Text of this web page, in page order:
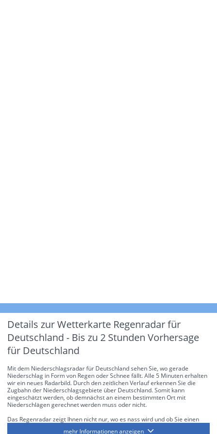
Details zur Wetterkarte Regenradar für
Deutschland - Bis zu 2 Stunden Vorhersage
für Deutschland
Mit dem Niederschlagsradar für Deutschland sehen Sie, wo gerade
Niederschlag in Form von Regen oder Schnee fällt. Alle 5 Minuten erhalten
wir ein neues Radarbild. Durch den zeitlichen Verlauf erkennen Sie die
Zugbahn der Niederschlagsgebiete über Deutschland. Somit kann
eingeschätzt werden, ob demnächst an einem bestimmten Ort mit
Niederschlägen gerechnet werden muss oder nicht.
Das Regenradar zeigt Ihnen nicht nur, wo es nass wird und ob Sie einen
mehr Informationen anzeigen